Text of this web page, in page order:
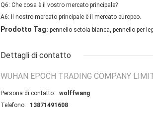
Q6: Che cosa è il vostro mercato principale?
A6: Il nostro mercato principale è il mercato europeo.
Prodotto Tag: pennello setola bianca, pennello per
Dettagli di contatto
WUHAN EPOCH TRADING COMPANY
Persona di contatto:
wolffwang
Telefono:
13871491608